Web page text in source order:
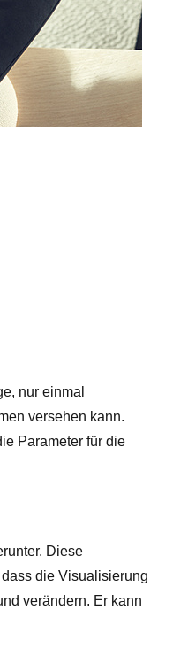
nur einmal
versehen kann.
Parameter für die
Diese
die Visualisierung
verändern. Er kann